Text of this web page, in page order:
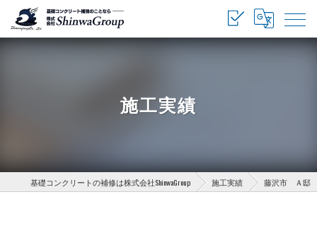
施工実績
基礎コンクリートの補修は株式会社ShinwaGroup 施工実績 藤沢市 Ａ邸